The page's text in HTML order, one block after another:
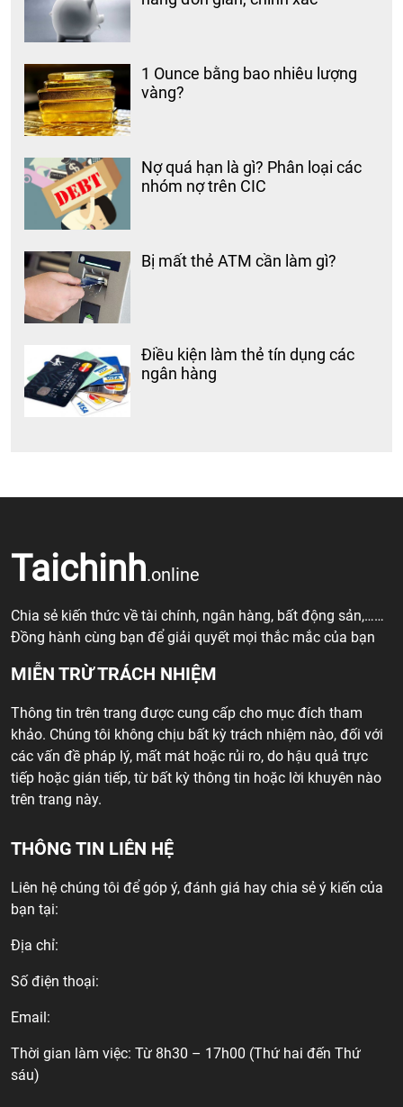
1 Ounce bằng bao nhiêu lượng
vàng?
Nợ quá hạn là gì? Phân loại các
nhóm nợ trên CIC
Bị mất thẻ ATM cần làm gì?
Điều kiện làm thẻ tín dụng các
ngân hàng
Taichinh.online
Chia sẻ kiến thức về tài chính, ngân hàng, bất động sản,……
Đồng hành cùng bạn để giải quyết mọi thắc mắc của bạn
MIỄN TRỪ TRÁCH NHIỆM
Thông tin trên trang được cung cấp cho mục đích tham
khảo. Chúng tôi không chịu bất kỳ trách nhiệm nào, đối với
các vấn đề pháp lý, mất mát hoặc rủi ro, do hậu quả trực
tiếp hoặc gián tiếp, từ bất kỳ thông tin hoặc lời khuyên nào
trên trang này.
THÔNG TIN LIÊN HỆ
Liên hệ chúng tôi để góp ý, đánh giá hay chia sẻ ý kiến của
bạn tại:
Địa chỉ:
Số điện thoại:
Email:
Thời gian làm việc: Từ 8h30 – 17h00 (Thứ hai đến Thứ
sáu)